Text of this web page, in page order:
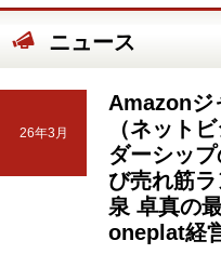
ニュース
26年3月
Amazonジ
（ネット
ダーシッ
び売れ筋ラ
泉 卓真の
oneplat経